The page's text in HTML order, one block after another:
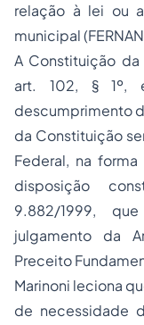
relação à lei ou
municipal
A Constituição
art. 102, § 1º,
descumprimento
da Constituição
Federal, na
disposição
9.882/1999,
julgamento da
Preceito
Marinoni leciona
de necessidade